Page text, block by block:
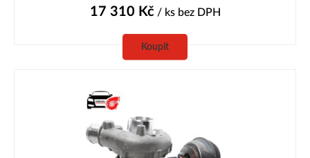
17 310 Kč/ ks bez DPH
Koupit